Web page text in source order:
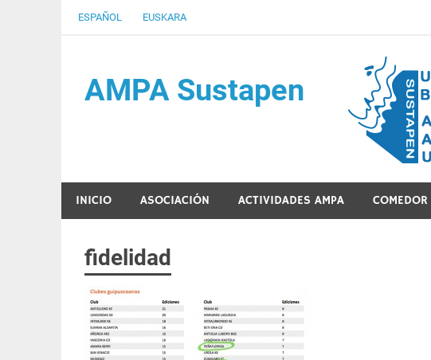
ESPAÑOL EUSKARA
AMPA Sustapen
Usandizaga-Peñaflorida-Amara B.H.I.ko Ikasleen Guraso
INICIO ASOCIACIÓN ACTIVIDADES AMPA COMEDOR
fidelidad